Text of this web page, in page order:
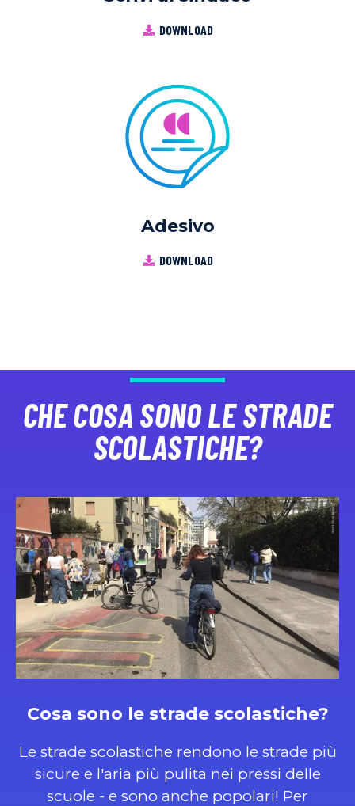
DOWNLOAD
Adesivo
DOWNLOAD
CHE COSA SONO LE STRADE
SCOLASTICHE?
Cosa sono le strade scolastiche?
Le strade scolastiche rendono le strade più
sicure e l'aria più pulita nei pressi delle
scuole - e sono anche popolari! Per